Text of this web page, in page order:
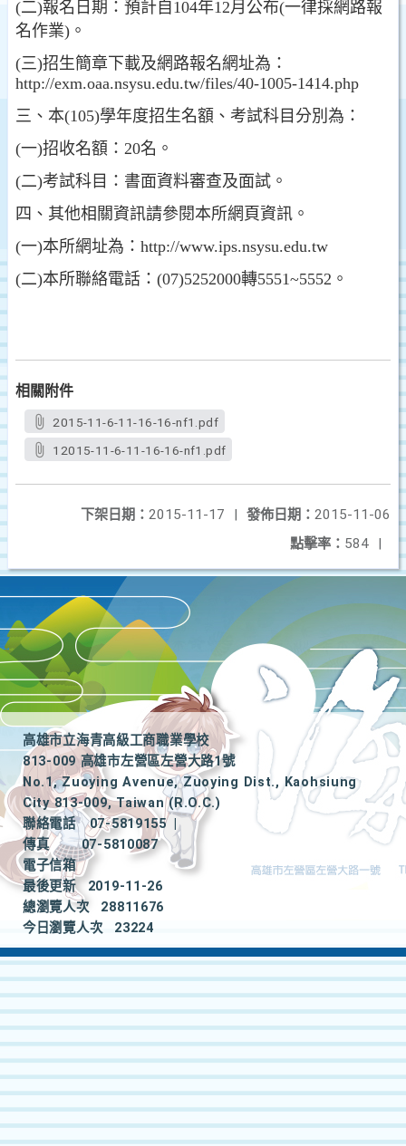
(二)報名日期：預計自104年12月公布(一律採網路報
名作業)。
(三)招生簡章下載及網路報名網址為：
http://exm.oaa.nsysu.edu.tw/files/40-1005-1414.php
三、本(105)學年度招生名額、考試科目分別為：
(一)招收名額：20名。
(二)考試科目：書面資料審查及面試。
四、其他相關資訊請參閱本所網頁資訊。
(一)本所網址為：http://www.ips.nsysu.edu.tw
(二)本所聯絡電話：(07)5252000轉5551~5552。
相關附件
2015-11-6-11-16-16-nf1.pdf
12015-11-6-11-16-16-nf1.pdf
發佈日期： 2015-11-06
下架日期： 2015-11-17
|
點擊率： 584 |
高雄市立海青高級工商職業學校
813-009 高雄市左營區左營大路1號
No.1, Zuoying Avenue, Zuoying Dist., Kaohsiung
City 813-009, Taiwan (R.O.C.)
聯絡電話
07-5819155
|
傳真
07-5810087
電子信箱
最後更新
2019-11-26
總瀏覽人次
28811676
今日瀏覽人次
23224